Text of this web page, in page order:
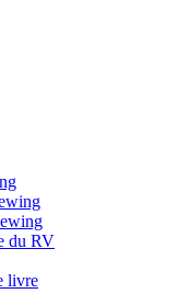
du RV
livre